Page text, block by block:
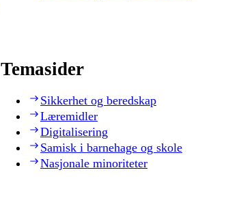
Temasider
Sikkerhet og beredskap
Læremidler
Digitalisering
Samisk i barnehage og skole
Nasjonale minoriteter